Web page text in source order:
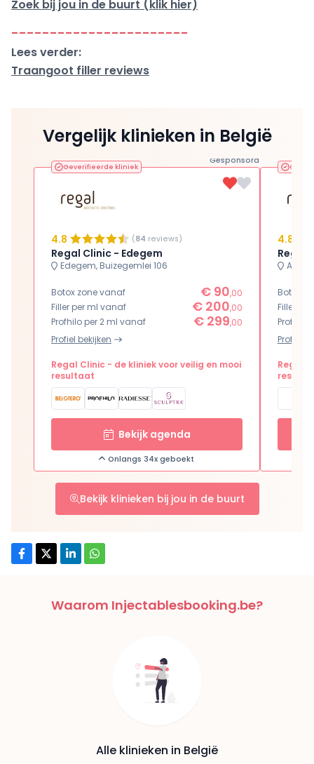
Zoek bij jou in de buurt (klik hier)
-----------------------
Lees verder:
Traangoot filler reviews
Vergelijk klinieken in België
Gesponsord
Geverifieerde kliniek
4.8 (84 reviews)
Regal Clinic - Edegem
Edegem, Buizegemlei 106
Botox zone vanaf € 90,00
Filler per ml vanaf
€ 200,00
Profhilo per 2 ml vanaf
€ 299,00
Profiel bekijken
Regal Clinic - de kliniek voor veilig en mooi
resultaat
Bekijk agenda
Onlangs 34x geboekt
4.8
Regal
Botox
Filler
Profhilo
Profiel
Regal
Bekijk klinieken bij jou in de buurt
Waarom Injectablesbooking.be?
Alle klinieken in België